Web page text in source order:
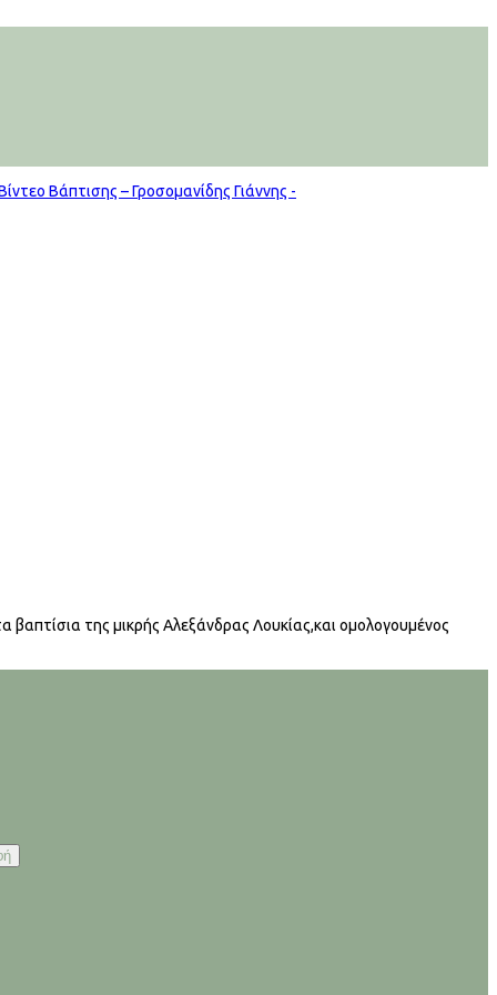
βαπτίσια της μικρής Αλεξάνδρας Λουκίας,και ομολογουμένος